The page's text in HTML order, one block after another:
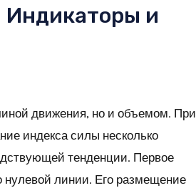
Индикаторы и
движения, но и объемом. При
индекса силы несколько
тенденции. Первое
нулевой линии. Его размещение